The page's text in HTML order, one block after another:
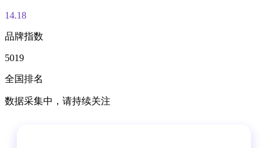
14.18
品牌指数
5019
全国排名
数据采集中，请持续关注